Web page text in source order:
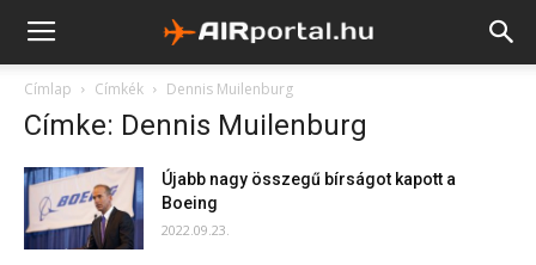
Címlap Címkék Dennis Muilenburg
Címke: Dennis Muilenburg
Újabb nagy összegű bírságot kapott a
Boeing
2022.09.23.